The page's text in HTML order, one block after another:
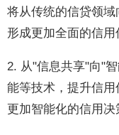
将从传统的信贷领域
形成更加全面的信用
2. 从"信息共享"向"
能等技术，提升信
更加智能化的信用决